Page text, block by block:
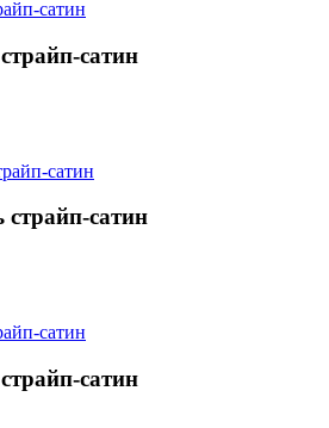
сатин
сатин
сатин